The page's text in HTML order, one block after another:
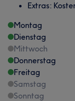
Extras:
Montag
Dienstag
Mittwoch
Donnerstag
Freitag
Samstag
Sonntag